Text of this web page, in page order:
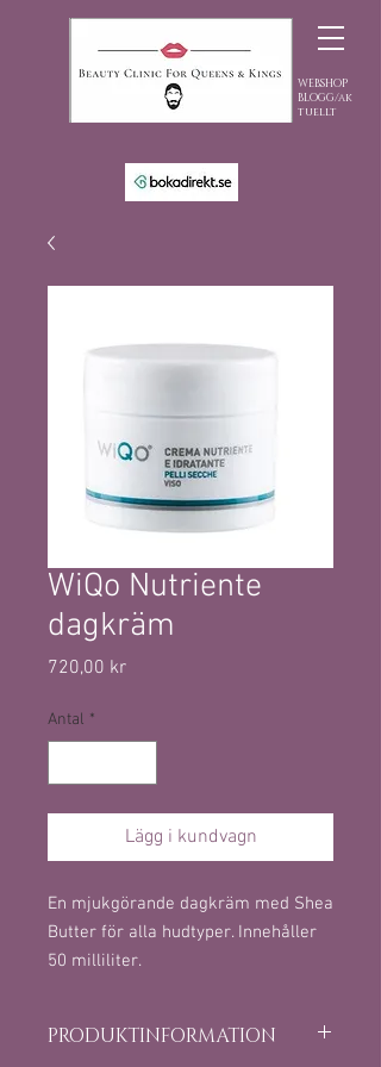
BLOGG/ak
tuellt
WEBSHOP
WiQo Nutriente
dagkräm
720,00 krPris
Antal *
Lägg i kundvagn
En mjukgörande dagkräm med Shea
Butter för alla hudtyper. Innehåller
50 milliliter.
PRODUKTINFORMATION